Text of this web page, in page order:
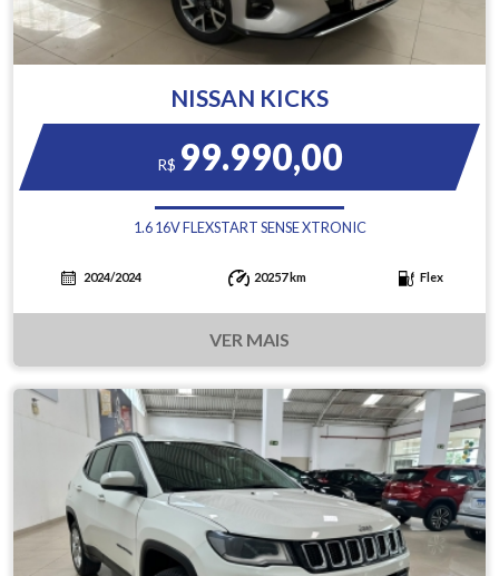
NISSAN KICKS
R$ 99.990,00
1.6 16V FLEXSTART SENSE XTRONIC
2024/2024 20257 km Flex
VER MAIS